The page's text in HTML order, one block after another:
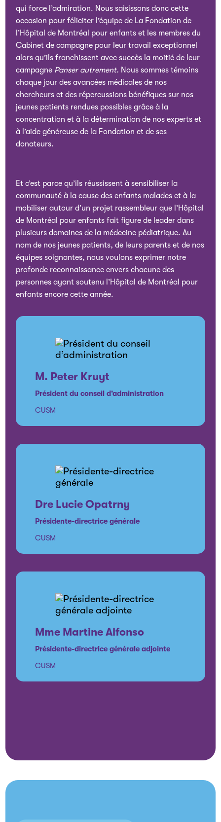
qui force l’admiration. Nous saisissons donc cette
occasion pour féliciter l’équipe de La Fondation de
l’Hôpital de Montréal pour enfants et les membres du
Cabinet de campagne pour leur travail exceptionnel
alors qu’ils franchissent avec succès la moitié de leur
campagne Panser autrement. Nous sommes témoins
chaque jour des avancées médicales de nos
chercheurs et des répercussions bénéfiques sur nos
jeunes patients rendues possibles grâce à la
concentration et à la détermination de nos experts et
à l’aide généreuse de la Fondation et de ses
donateurs.
Et c’est parce qu’ils réussissent à sensibiliser la
communauté à la cause des enfants malades et à la
mobiliser autour d’un projet rassembleur que l’Hôpital
de Montréal pour enfants fait figure de leader dans
plusieurs domaines de la médecine pédiatrique. Au
nom de nos jeunes patients, de leurs parents et de nos
équipes soignantes, nous voulons exprimer notre
profonde reconnaissance envers chacune des
personnes ayant soutenu l’Hôpital de Montréal pour
enfants encore cette année.
M. Peter Kruyt
Président du conseil d’administration
CUSM
Dre Lucie Opatrny
Présidente-directrice générale
CUSM
Mme Martine Alfonso
Présidente-directrice générale adjointe
CUSM